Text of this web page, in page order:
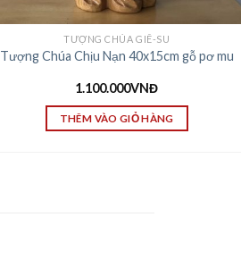
TƯỢNG CHÚA GIÊ-SU
Tượng Chúa Chịu Nạn 40x15cm gỗ pơ mu
1.100.000VNĐ
THÊM VÀO GIỎ HÀNG